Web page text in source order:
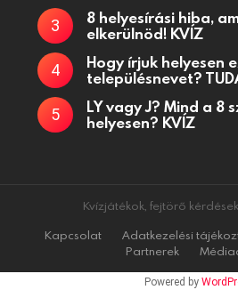
8 helyesírási hiba,
elkerülnöd! KVÍZ
Hogy írjuk helyesen
településnevet?
LY vagy J? Mind a 8
helyesen? KVÍZ
Kvízjátékok, fejtörő
Kapcsolat
Adatkezelési
Partnerek
Powered by